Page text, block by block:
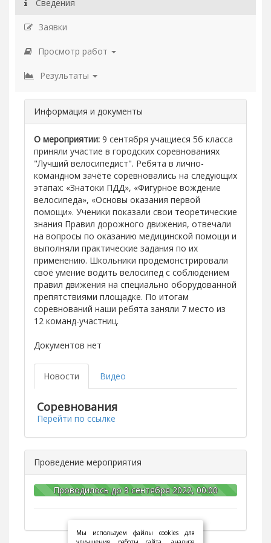
Сведения
Заявки
Просмотр работ
Результаты
Информация и документы
О мероприятии: 9 сентября учащиеся 5б класса
приняли участие в городских соревнованиях
"Лучший велосипедист". Ребята в лично-
командном зачёте соревновались на следующих
этапах: «Знатоки ПДД», «Фигурное вождение
велосипеда», «Основы оказания первой
помощи». Ученики показали свои теоретические
знания Правил дорожного движения, отвечали
на вопросы по оказанию медицинской помощи и
выполняли практические задания по их
применению. Школьники продемонстрировали
своё умение водить велосипед с соблюдением
правил движения на специально оборудованной
препятствиями площадке. По итогам
соревнований наши ребята заняли 7 место из
12 команд-участниц.
Документов нет
Новости Видео
Соревнования
Перейти по ссылке
Проведение мероприятия
Проводилось до 9 сентября 2022, 00:00
Мы используем файлы cookies для